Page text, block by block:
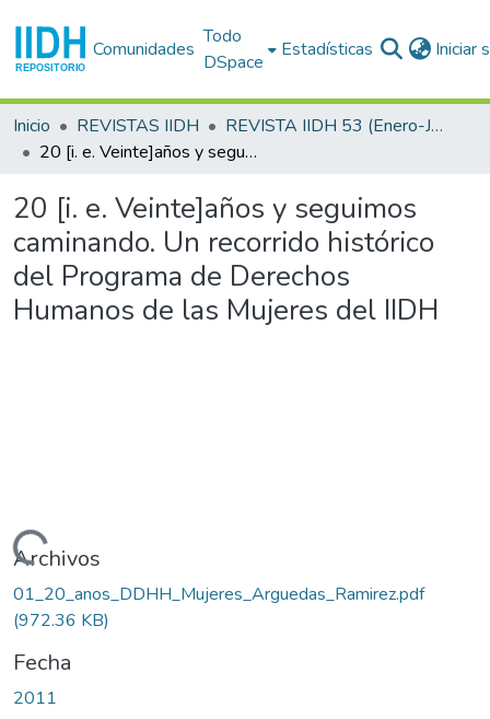
Comunidades
Todo
DSpace
Estadísticas Iniciar
Inicio REVISTAS IIDH
REVISTA IIDH 53 (Enero-Junio 2010 - XX aniversario del Programa Derechos Humanos de las Mujeres)
20 [i. e. Veinte]años y seguimos caminando. Un recorrido histórico del Programa de Derechos Humanos de las Mujeres del IIDH
20 [i. e. Veinte]años y seguimos
caminando. Un recorrido histórico
del Programa de Derechos
Humanos de las Mujeres del IIDH
Cargando...
Archivos
01_20_anos_DDHH_Mujeres_Arguedas_Ramirez.pdf
(972.36 KB)
Fecha
2011